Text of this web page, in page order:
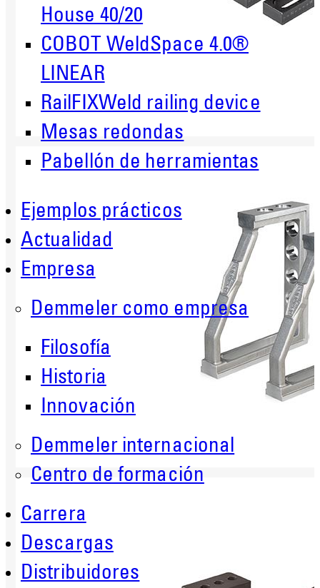
House 40/20
COBOT WeldSpace 4.0®
LINEAR
RailFIXWeld railing device
Mesas redondas
Pabellón de herramientas
Ejemplos prácticos
Actualidad
Empresa
Demmeler como empresa
Filosofía
Historia
Innovación
Demmeler internacional
Centro de formación
Carrera
Descargas
Distribuidores